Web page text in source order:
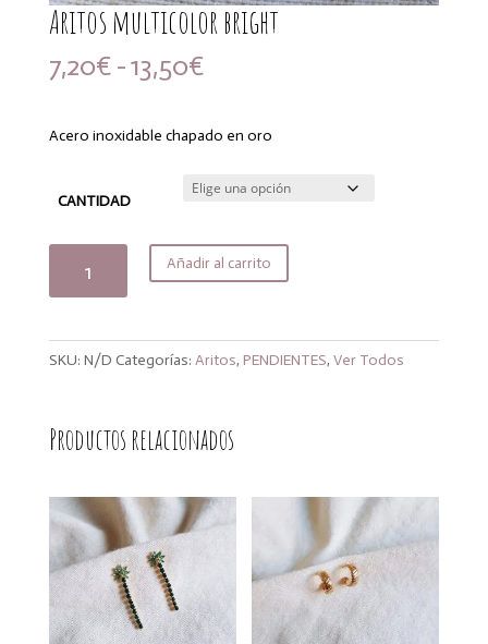
Aritos multicolor bright
7,20€-13,50€Rango
desde
hasta
Acero inoxidable chapado en oro
CANTIDAD
multicolor
Añadir al carrito
SKU: N/D Categorías: Aritos, PENDIENTES, Ver Todos
Productos relacionados